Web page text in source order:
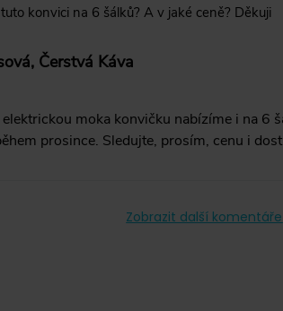
konvici na 6 šálků? A v jaké ceně? Děkuji
Čerstvá Káva
moka konvičku nabízíme i na 6
prosince. Sledujte, prosím, cenu i
Zobrazit další komentáře